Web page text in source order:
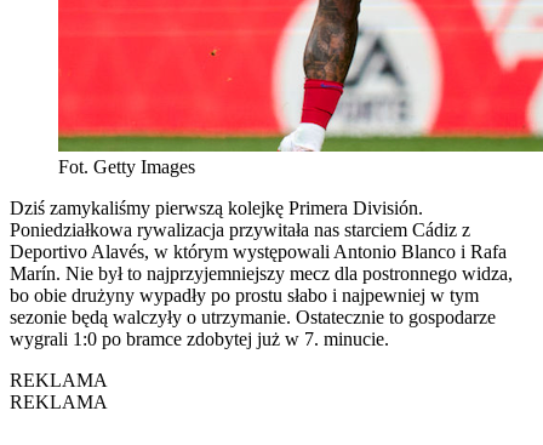
Fot. Getty Images
Dziś zamykaliśmy pierwszą kolejkę Primera División.
Poniedziałkowa rywalizacja przywitała nas starciem Cádiz z
Deportivo Alavés, w którym występowali Antonio Blanco i Rafa
Marín. Nie był to najprzyjemniejszy mecz dla postronnego widza,
bo obie drużyny wypadły po prostu słabo i najpewniej w tym
sezonie będą walczyły o utrzymanie. Ostatecznie to gospodarze
wygrali 1:0 po bramce zdobytej już w 7. minucie.
REKLAMA
REKLAMA